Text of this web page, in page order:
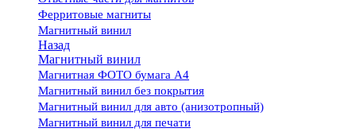
Ферритовые магниты
Магнитный винил
Назад
Магнитный винил
Магнитная ФОТО бумага А4
Магнитный винил без покрытия
Магнитный винил для авто (анизотропный)
Магнитный винил для печати